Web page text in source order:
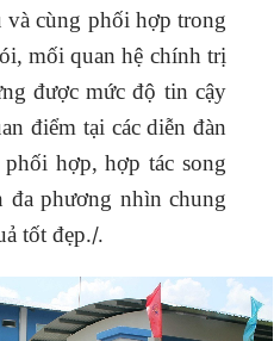
và cùng phối hợp trong
mối quan hệ chính trị
được mức độ tin cậy
điểm tại các diễn đàn
hợp, hợp tác song
đa phương nhìn chung
tốt đẹp./.